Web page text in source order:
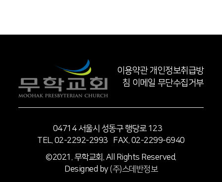
이용약관 개인정보취급방
침 이메일 무단수집거부
04714 서울시 성동구 행당로 123
TEL. 02-2292-2993 FAX. 02-2299-6940
©2021. 무학교회. All Rights Reserved.
Designed by(주)스데반정보